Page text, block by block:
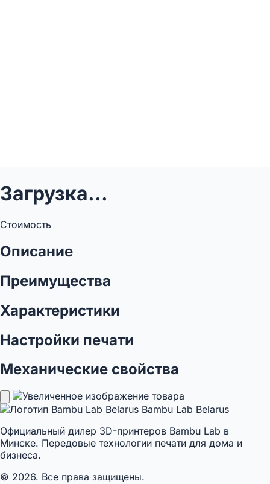
Загрузка...
Стоимость
Описание
Преимущества
Характеристики
Настройки печати
Механические свойства
Bambu Lab Belarus
Официальный дилер 3D-принтеров Bambu Lab в
Минске. Передовые технологии печати для дома и
бизнеса.
© 2026. Все права защищены.